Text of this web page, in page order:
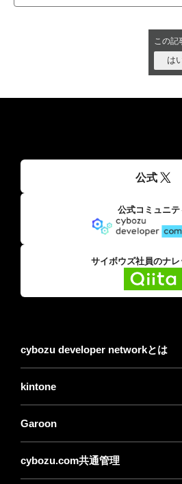
この記
は
公式
公式コミュニテ
サイボウズ社員のナ
cybozu developer networkとは
kintone
Garoon
cybozu.com共通管理